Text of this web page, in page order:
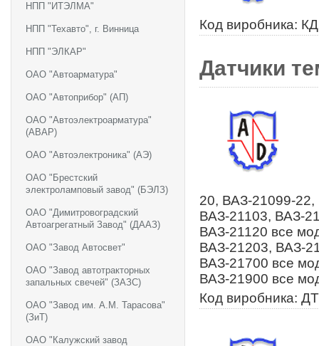
НПП "ИТЭЛМА"
НПП "Техавто", г. Винница
НПП "ЭЛКАР"
ОАО "Автоарматура"
ОАО "Автоприбор" (АП)
ОАО "Автоэлектроарматура"
(АВАР)
ОАО "Автоэлектроника" (АЭ)
ОАО "Брестский
электроламповый завод" (БЭЛЗ)
ОАО "Димитровоградский
Автоагрегатный Завод" (ДААЗ)
ОАО "Завод Автосвет"
ОАО "Завод автотракторных
запальных свечей" (ЗАЗС)
ОАО "Завод им. А.М. Тарасова"
(ЗиТ)
ОАО "Калужский завод
Код виробника:
Датчики
20, ВАЗ-21099-
ВАЗ-21103, ВАЗ-
ВАЗ-21120 все
ВАЗ-21203, ВАЗ-
ВАЗ-21700 все
ВАЗ-21900 все
Код виробника: